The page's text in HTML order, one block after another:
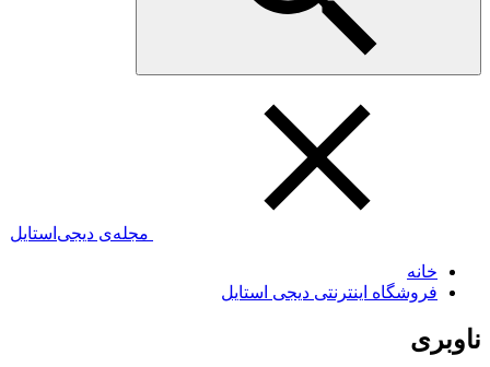
مجله‌ی دیجی‌استایل
خانه
فروشگاه اینترنتی دیجی استایل
ناوبری